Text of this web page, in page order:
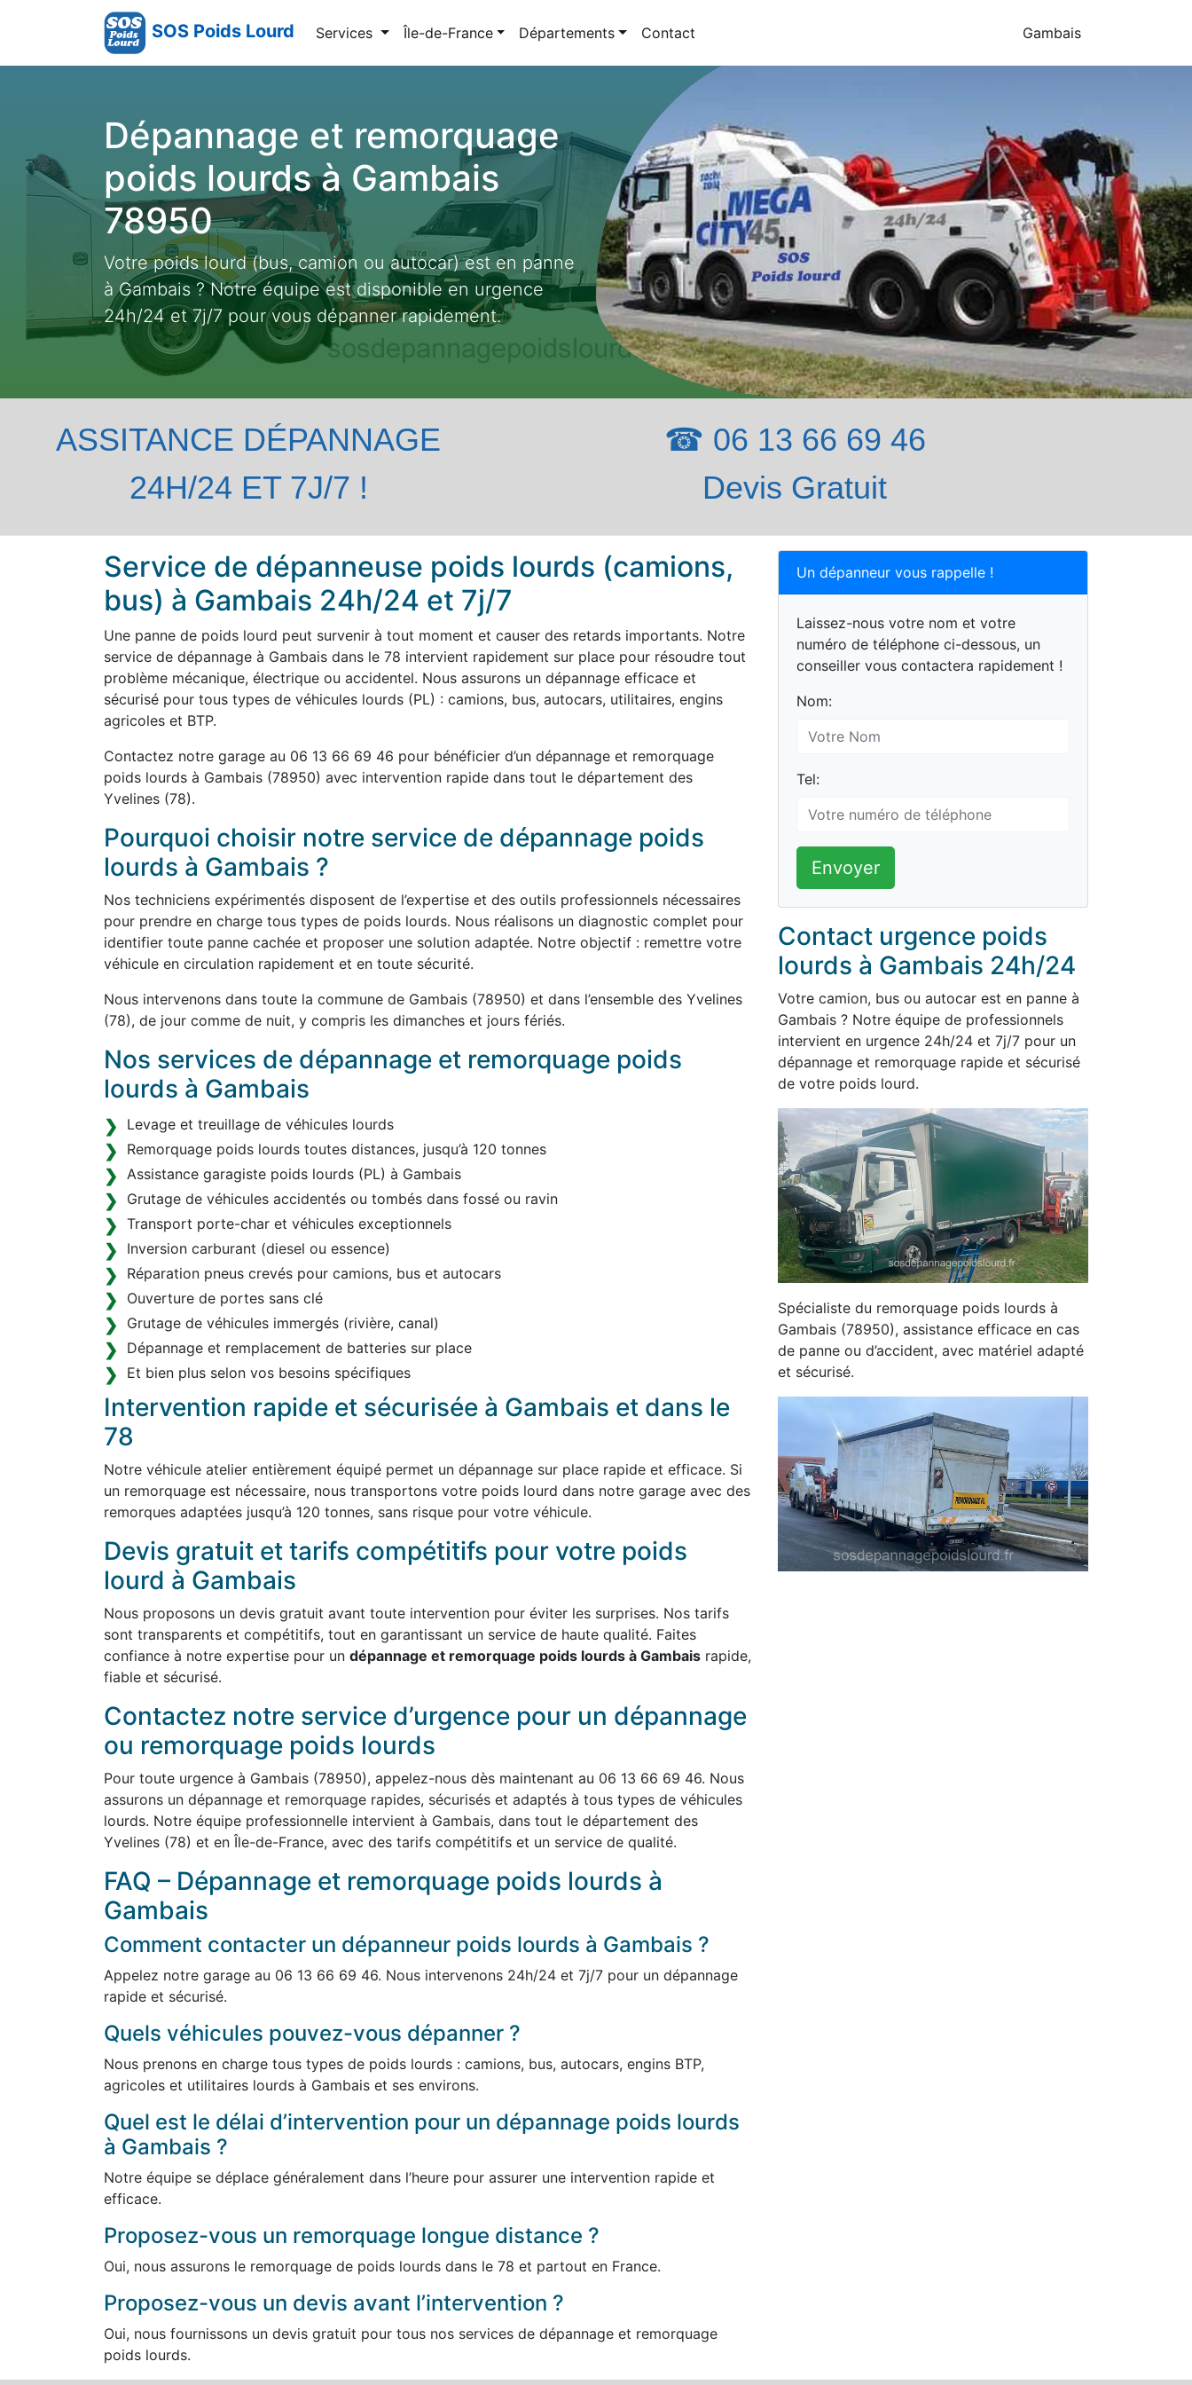
SOS Poids Lourd Services Île-de-France Départements Contact Gambais
Dépannage et remorquage
poids lourds à Gambais
78950
Votre poids lourd (bus, camion ou autocar) est en panne
à Gambais ? Notre équipe est disponible en urgence
24h/24 et 7j/7 pour vous dépanner rapidement.
ASSITANCE DÉPANNAGE
24H/24 ET 7J/7 !
☎ 06 13 66 69 46
Devis Gratuit
Service de dépanneuse poids lourds (camions,
bus) à Gambais 24h/24 et 7j/7
Une panne de poids lourd peut survenir à tout moment et causer des retards importants. Notre
service de dépannage à Gambais dans le 78 intervient rapidement sur place pour résoudre tout
problème mécanique, électrique ou accidentel. Nous assurons un dépannage efficace et
sécurisé pour tous types de véhicules lourds (PL) : camions, bus, autocars, utilitaires, engins
agricoles et BTP.
Contactez notre garage au 06 13 66 69 46 pour bénéficier d’un dépannage et remorquage
poids lourds à Gambais (78950) avec intervention rapide dans tout le département des
Yvelines (78).
Pourquoi choisir notre service de dépannage poids
lourds à Gambais ?
Nos techniciens expérimentés disposent de l’expertise et des outils professionnels nécessaires
pour prendre en charge tous types de poids lourds. Nous réalisons un diagnostic complet pour
identifier toute panne cachée et proposer une solution adaptée. Notre objectif : remettre votre
véhicule en circulation rapidement et en toute sécurité.
Nous intervenons dans toute la commune de Gambais (78950) et dans l’ensemble des Yvelines
(78), de jour comme de nuit, y compris les dimanches et jours fériés.
Nos services de dépannage et remorquage poids
lourds à Gambais
Levage et treuillage de véhicules lourds
Remorquage poids lourds toutes distances, jusqu’à 120 tonnes
Assistance garagiste poids lourds (PL) à Gambais
Grutage de véhicules accidentés ou tombés dans fossé ou ravin
Transport porte-char et véhicules exceptionnels
Inversion carburant (diesel ou essence)
Réparation pneus crevés pour camions, bus et autocars
Ouverture de portes sans clé
Grutage de véhicules immergés (rivière, canal)
Dépannage et remplacement de batteries sur place
Et bien plus selon vos besoins spécifiques
Intervention rapide et sécurisée à Gambais et dans le
78
Notre véhicule atelier entièrement équipé permet un dépannage sur place rapide et efficace. Si
un remorquage est nécessaire, nous transportons votre poids lourd dans notre garage avec des
remorques adaptées jusqu’à 120 tonnes, sans risque pour votre véhicule.
Devis gratuit et tarifs compétitifs pour votre poids
lourd à Gambais
Nous proposons un devis gratuit avant toute intervention pour éviter les surprises. Nos tarifs
sont transparents et compétitifs, tout en garantissant un service de haute qualité. Faites
confiance à notre expertise pour un dépannage et remorquage poids lourds à Gambais rapide,
fiable et sécurisé.
Contactez notre service d’urgence pour un dépannage
ou remorquage poids lourds
Pour toute urgence à Gambais (78950), appelez-nous dès maintenant au 06 13 66 69 46. Nous
assurons un dépannage et remorquage rapides, sécurisés et adaptés à tous types de véhicules
lourds. Notre équipe professionnelle intervient à Gambais, dans tout le département des
Yvelines (78) et en Île-de-France, avec des tarifs compétitifs et un service de qualité.
FAQ – Dépannage et remorquage poids lourds à
Gambais
Comment contacter un dépanneur poids lourds à Gambais ?
Appelez notre garage au 06 13 66 69 46. Nous intervenons 24h/24 et 7j/7 pour un dépannage
rapide et sécurisé.
Quels véhicules pouvez-vous dépanner ?
Nous prenons en charge tous types de poids lourds : camions, bus, autocars, engins BTP,
agricoles et utilitaires lourds à Gambais et ses environs.
Quel est le délai d’intervention pour un dépannage poids lourds
à Gambais ?
Notre équipe se déplace généralement dans l’heure pour assurer une intervention rapide et
efficace.
Proposez-vous un remorquage longue distance ?
Oui, nous assurons le remorquage de poids lourds dans le 78 et partout en France.
Proposez-vous un devis avant l’intervention ?
Oui, nous fournissons un devis gratuit pour tous nos services de dépannage et remorquage
poids lourds.
Un dépanneur vous rappelle !
Laissez-nous votre nom et votre
numéro de téléphone ci-dessous, un
conseiller vous contactera rapidement !
Nom:
Tel:
Envoyer
Contact urgence poids
lourds à Gambais 24h/24
Votre camion, bus ou autocar est en panne à
Gambais ? Notre équipe de professionnels
intervient en urgence 24h/24 et 7j/7 pour un
dépannage et remorquage rapide et sécurisé
de votre poids lourd.
Spécialiste du remorquage poids lourds à
Gambais (78950), assistance efficace en cas
de panne ou d’accident, avec matériel adapté
et sécurisé.